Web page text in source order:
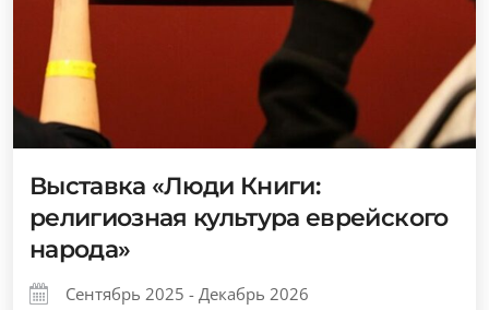
Выставка «Люди Книги:
религиозная культура еврейского
народа»
Сентябрь 2025 - Декабрь 2026